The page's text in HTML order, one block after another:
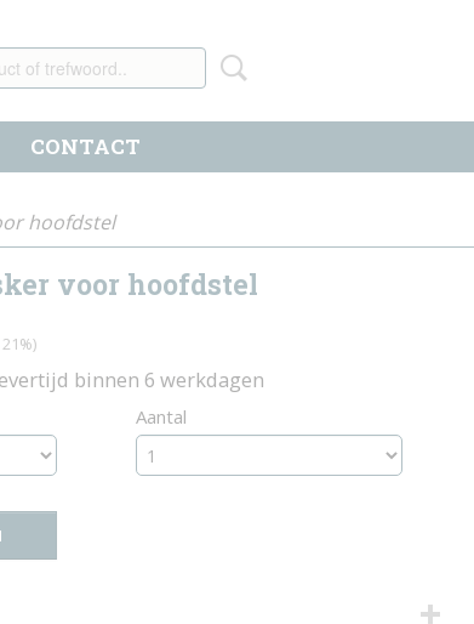
CONTACT
hoofdstel
voor hoofdstel
binnen 6 werkdagen
Aantal